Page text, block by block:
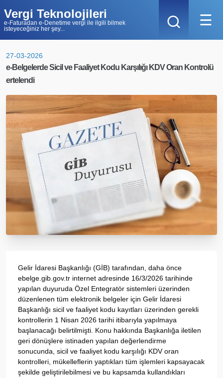
Vergi Teknolojileri
e-Faturadan e-Denetime vergi ile ilgili bilmek
isteyeceğiniz her şey...
☰
27-03-2026
e-Belgelerde Sicil ve Faaliyet Kodu Karşılığı KDV Oran Kontrolü
ertelendi
Gelir İdaresi Başkanlığı (GİB) tarafından, daha önce
ebelge.gib.gov.tr internet adresinde 16/3/2026 tarihinde
yapılan duyuruda Özel Entegratör sistemleri üzerinden
düzenlenen tüm elektronik belgeler için Gelir İdaresi
Başkanlığı sicil ve faaliyet kodu kayıtları üzerinden gerekli
kontrollerin 1 Nisan 2026 tarihi itibarıyla yapılmaya
başlanacağı belirtilmişti. Konu hakkında Başkanlığa iletilen
geri dönüşlere istinaden yapılan değerlendirme
sonucunda, sicil ve faaliyet kodu karşılığı KDV oran
kontrolleri, mükelleflerin yaptıkları tüm işlemleri kapsayacak
şekilde geliştirilebilmesi ve bu kapsamda kullandıkları